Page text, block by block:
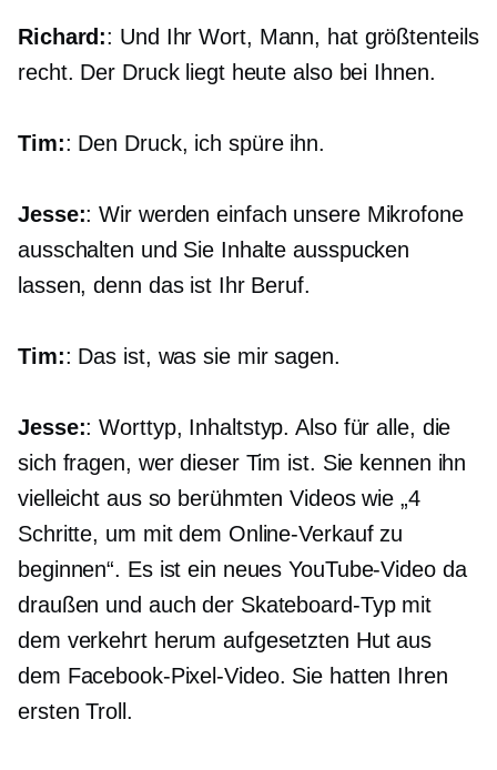
Richard:: Und Ihr Wort, Mann, hat größtenteils
recht. Der Druck liegt heute also bei Ihnen.
Tim:: Den Druck, ich spüre ihn.
Jesse:: Wir werden einfach unsere Mikrofone
ausschalten und Sie Inhalte ausspucken
lassen, denn das ist Ihr Beruf.
Tim:: Das ist, was sie mir sagen.
Jesse:: Worttyp, Inhaltstyp. Also für alle, die
sich fragen, wer dieser Tim ist. Sie kennen ihn
vielleicht aus so berühmten Videos wie „4
Schritte, um mit dem Online-Verkauf zu
beginnen“. Es ist ein neues YouTube-Video da
draußen und auch der Skateboard-Typ mit
dem verkehrt herum aufgesetzten Hut aus
dem Facebook-Pixel-Video. Sie hatten Ihren
ersten Troll.